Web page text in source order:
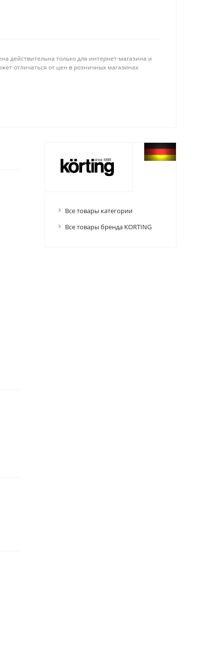
действительна только для интернет-магазина и
отличаться от цен в розничных магазинах
Все товары категории
Все товары бренда KORTING